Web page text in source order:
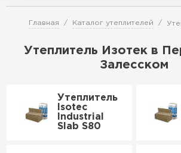
Главная Каталог утеплителей
Утеплитель Изотек в
Залесском
Утеплитель
Isotec
Industrial
Slab S80
Утеплитель
Утеплитель
Утеплитель Технониколь
Утеплитель Rockwool
Утеплитель Пеноплекс